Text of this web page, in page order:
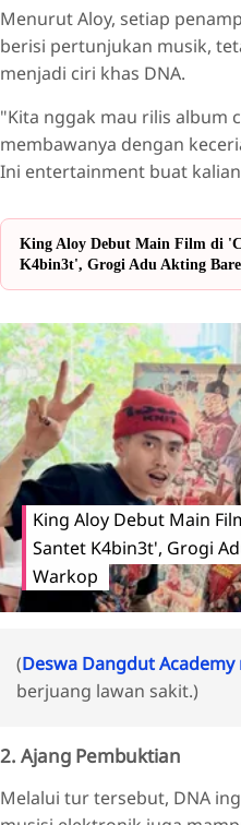
Menurut Aloy, setiap
berisi pertunjukan musik,
menjadi ciri khas DNA.
"Kita nggak mau rilis album
membawanya dengan
Ini entertainment buat
King Aloy Debut Main Film di
K4bin3t', Grogi Adu Akting
King Aloy Debut Main
Santet K4bin3t', Grogi
Warkop
(Deswa Dangdut
berjuang lawan sakit.)
2. Ajang Pembuktian
Melalui tur tersebut, DNA